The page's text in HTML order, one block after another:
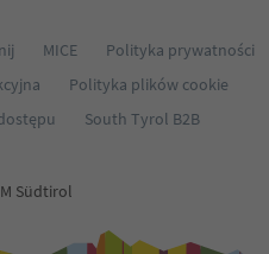
MICE
Polityka prywatności
Polityka plików cookie
South Tyrol B2B
Südtirol